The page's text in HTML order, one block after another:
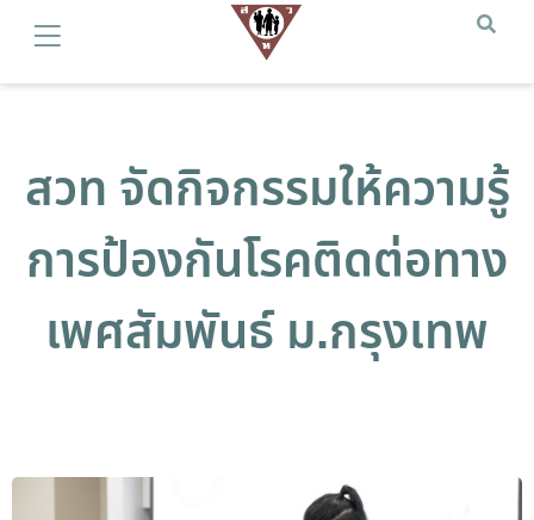
สวท จัดกิจกรรมให้ความรู้
การป้องกันโรคติดต่อทาง
เพศสัมพันธ์ ม.กรุงเทพ